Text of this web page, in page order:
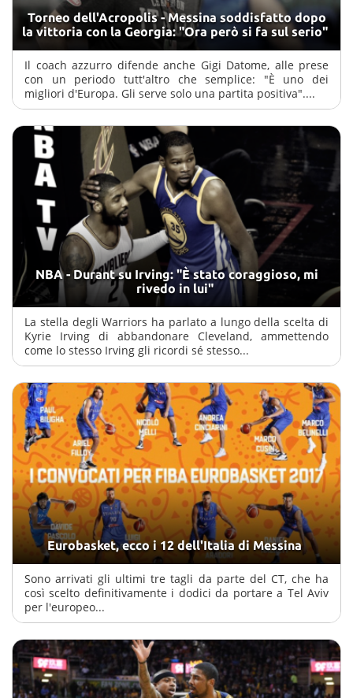
Torneo dell'Acropolis - Messina soddisfatto dopo
la vittoria con la Georgia: "Ora però si fa sul serio"
Il coach azzurro difende anche Gigi Datome, alle prese
con un periodo tutt'altro che semplice: "È uno dei
migliori d'Europa. Gli serve solo una partita positiva"....
NBA - Durant su Irving: "È stato coraggioso, mi
rivedo in lui"
La stella degli Warriors ha parlato a lungo della scelta di
Kyrie Irving di abbandonare Cleveland, ammettendo
come lo stesso Irving gli ricordi sé stesso...
Eurobasket, ecco i 12 dell'Italia di Messina
Sono arrivati gli ultimi tre tagli da parte del CT, che ha
così scelto definitivamente i dodici da portare a Tel Aviv
per l'europeo...